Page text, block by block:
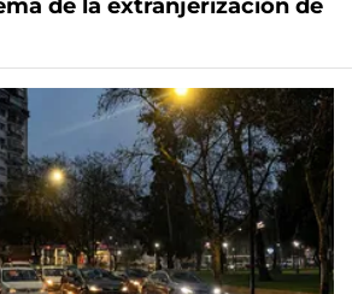
de la extranjerización de